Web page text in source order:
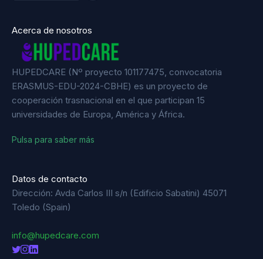
Acerca de nosotros
HUPEDCARE (Nº proyecto 101177475, convocatoria
ERASMUS-EDU-2024-CBHE) es un proyecto de
cooperación trasnacional en el que participan 15
universidades de Europa, América y África.
Pulsa para saber más
Datos de contacto
Dirección: Avda Carlos III s/n (Edificio Sabatini) 45071
Toledo (Spain)
info@hupedcare.com